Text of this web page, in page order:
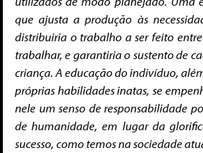
que ajusta a produção às
distribuiria o trabalho a ser feito
trabalhar, e garantiria o sustento de
criança. A educação do indivíduo,
próprias habilidades inatas, se
nele um senso de responsabilidade
de humanidade, em lugar da
sucesso, como temos na sociedade